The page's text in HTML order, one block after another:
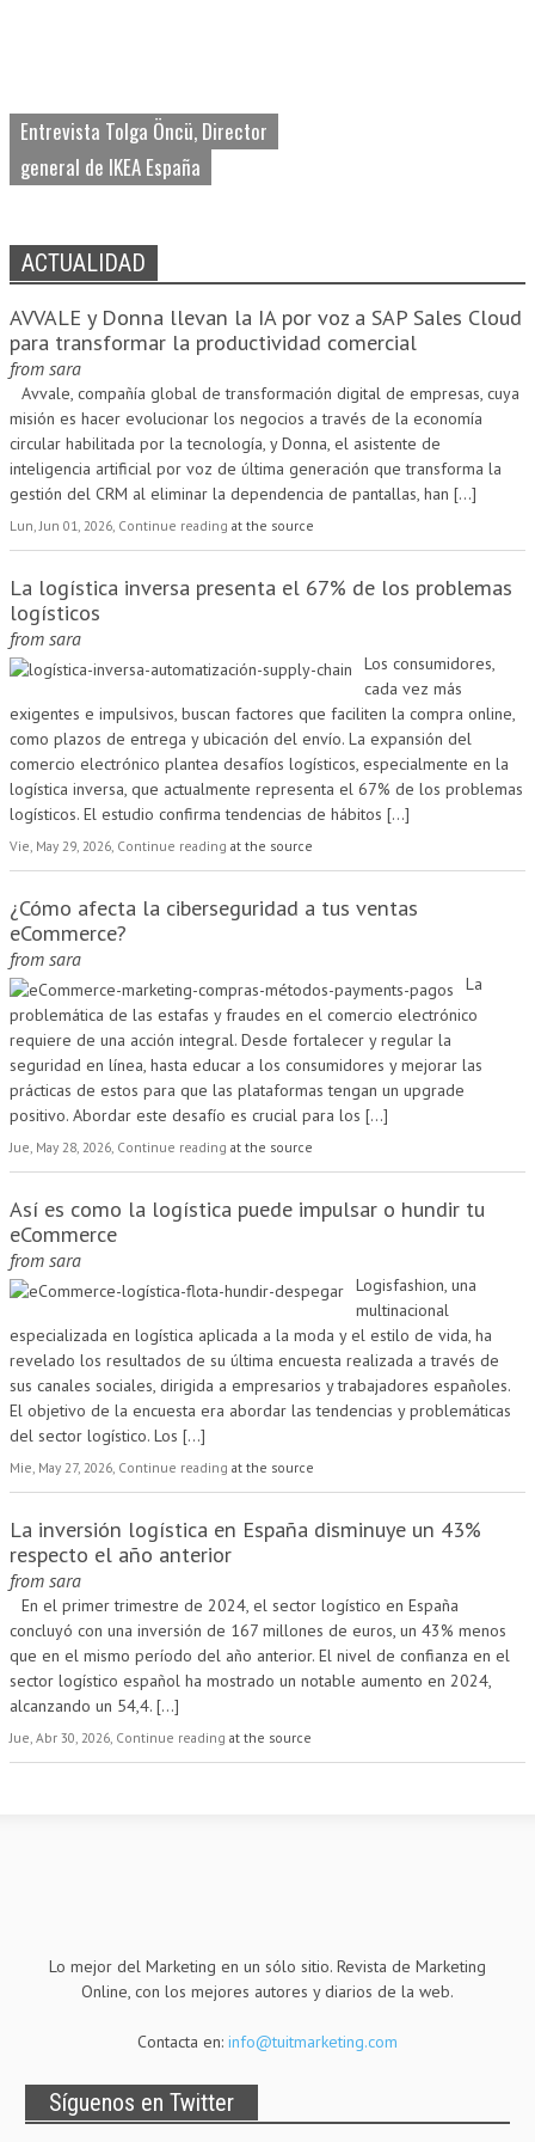
Entrevista Tolga Öncü, Director
general de IKEA España
ACTUALIDAD
AVVALE y Donna llevan la IA por voz a SAP Sales Cloud
para transformar la productividad comercial
from sara
Avvale, compañía global de transformación digital de empresas, cuya
misión es hacer evolucionar los negocios a través de la economía
circular habilitada por la tecnología, y Donna, el asistente de
inteligencia artificial por voz de última generación que transforma la
gestión del CRM al eliminar la dependencia de pantallas, han [...]
Lun, Jun 01, 2026, Continue reading at the source
La logística inversa presenta el 67% de los problemas
logísticos
from sara
Los consumidores,
cada vez más
exigentes e impulsivos, buscan factores que faciliten la compra online,
como plazos de entrega y ubicación del envío. La expansión del
comercio electrónico plantea desafíos logísticos, especialmente en la
logística inversa, que actualmente representa el 67% de los problemas
logísticos. El estudio confirma tendencias de hábitos [...]
Vie, May 29, 2026, Continue reading at the source
¿Cómo afecta la ciberseguridad a tus ventas
eCommerce?
from sara
La
problemática de las estafas y fraudes en el comercio electrónico
requiere de una acción integral. Desde fortalecer y regular la
seguridad en línea, hasta educar a los consumidores y mejorar las
prácticas de estos para que las plataformas tengan un upgrade
positivo. Abordar este desafío es crucial para los [...]
Jue, May 28, 2026, Continue reading at the source
Así es como la logística puede impulsar o hundir tu
eCommerce
from sara
Logisfashion, una
multinacional
especializada en logística aplicada a la moda y el estilo de vida, ha
revelado los resultados de su última encuesta realizada a través de
sus canales sociales, dirigida a empresarios y trabajadores españoles.
El objetivo de la encuesta era abordar las tendencias y problemáticas
del sector logístico. Los [...]
Mie, May 27, 2026, Continue reading at the source
La inversión logística en España disminuye un 43%
respecto el año anterior
from sara
En el primer trimestre de 2024, el sector logístico en España
concluyó con una inversión de 167 millones de euros, un 43% menos
que en el mismo período del año anterior. El nivel de confianza en el
sector logístico español ha mostrado un notable aumento en 2024,
alcanzando un 54,4. [...]
Jue, Abr 30, 2026, Continue reading at the source
Lo mejor del Marketing en un sólo sitio. Revista de Marketing
Online, con los mejores autores y diarios de la web.
Contacta en: info@tuitmarketing.com
Síguenos en Twitter